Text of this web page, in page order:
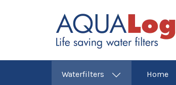
Waterfilters Home